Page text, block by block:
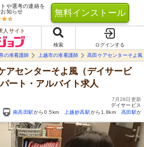
や選考の連絡を
知らせ
無料インストール
人サイト
検索
ログインする
の准看護師 上越市の准看護師 高田ケアセンターそよ風
アセンターそよ風（デイサービ
ート・アルバイト求人
7月28日更新
デイサービス
南高田駅から0.5km 上越妙高駅から1.8km 高田駅か